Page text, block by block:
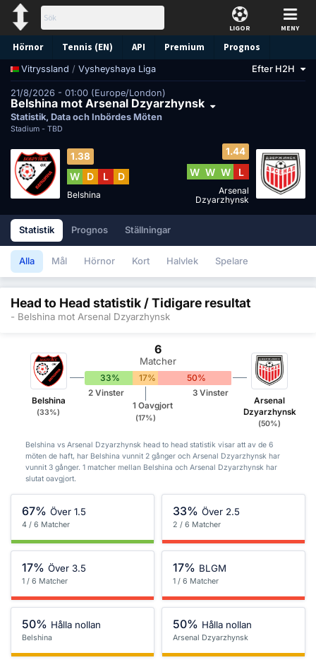
LIGOR MENY
Hörnor Tennis (EN) API Premium Prognos
Vitryssland / Vysheyshaya Liga Efter H2H
21/8/2026 - 01:00 (Europe/London)
Belshina mot Arsenal Dzyarzhynsk
Statistik, Data och Inbördes Möten
Stadium - TBD
1.38
W D L D
Belshina
1.44
W W W L
Arsenal
Dzyarzhynsk
Statistik Prognos Ställningar
Alla Mål Hörnor Kort Halvlek Spelare
Head to Head statistik / Tidigare resultat
- Belshina mot Arsenal Dzyarzhynsk
Belshina
(33%)
6
Matcher
33% 17% 50%
2 Vinster
1 Oavgjort
(17%)
3 Vinster
Arsenal
Dzyarzhynsk
(50%)
Belshina vs Arsenal Dzyarzhynsk head to head statistik visar att av de 6
möten de haft, har Belshina vunnit 2 gånger och Arsenal Dzyarzhynsk har
vunnit 3 gånger. 1 matcher mellan Belshina och Arsenal Dzyarzhynsk har
slutat oavgjort.
67% Över 1.5
4 / 6 Matcher
33% Över 2.5
2 / 6 Matcher
17% Över 3.5
1 / 6 Matcher
17% BLGM
1 / 6 Matcher
50% Hålla nollan
Belshina
50% Hålla nollan
Arsenal Dzyarzhynsk